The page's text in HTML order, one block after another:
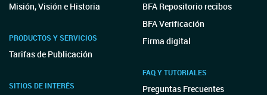
Misión, Visión e Historia
PRODUCTOS Y SERVICIOS
Tarifas de Publicación
SITIOS DE INTERÉS
BFA Repositorio recibos
BFA Verificación
Firma digital
FAQ Y TUTORIALES
Preguntas Frecuentes